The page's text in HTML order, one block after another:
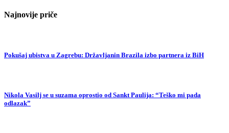
Najnovije priče
Pokušaj ubistva u Zagrebu: Državljanin Brazila izbo partnera iz BiH
Nikola Vasilj se u suzama oprostio od Sankt Paulija: “Teško mi pada
odlazak”